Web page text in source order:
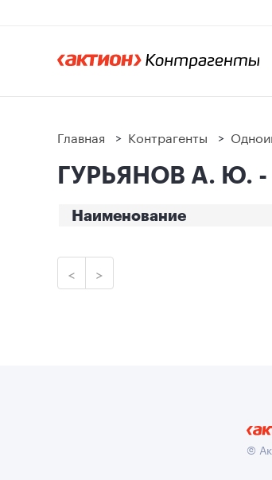
Главная > Контрагенты >
ГУРЬЯНОВ А. Ю. -
Наименование
< >
©